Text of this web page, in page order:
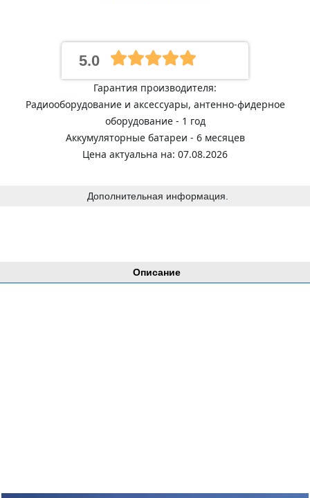
Описание
5.0
Гарантия производителя:
Радиооборудование и аксессуары, антенно-фидерное
оборудование - 1 год
Аккумуляторные батареи - 6 месяцев
Цена актуальна на: 07.08.2026
Дополнительная информация.